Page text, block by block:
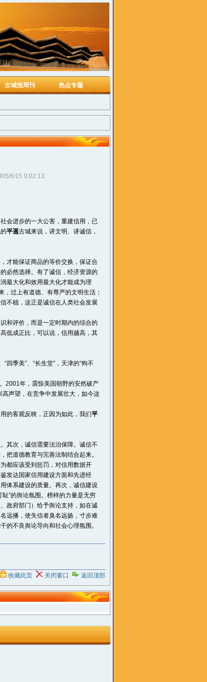
古城报周刊 热点专题
6/15 9:02:13
会进步的一大公害，重建信用，已
平遥古城来说，讲文明、讲诚信，
才能保证商品的等价交换，保证合
必然选择。有了诚信，经济资源的
最大化和效用最大化才能成为理
，过上有道德、有尊严的文明生活；
不稳，这正是诚信在人类社会发展
和评价，而是一定时期内的综合的
低成正比，可以说，信用越高，其
季美”、“长生堂”，天津的“狗不
2001年，震惊美国朝野的安然破产
声望，在竞争中发展壮大，如今这
的客观反映，正因为如此，我们平
其次，诚信需要法治保障。诚信不
把道德教育与完善法制结合起来。
都应该受到惩罚，对信用数据开
发达国家信用建设方面和先进经
体系建设的质量。再次，诚信建设
”的舆论氛围。榜样的力量是无穷
政府部门）给予舆论支持，如在诚
远播，使失信者臭名远扬，寸步难
的不良舆论导向和社会心理氛围。
收藏此页 关闭窗口 返回顶部